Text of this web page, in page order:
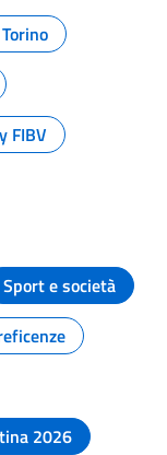
FIBV
Sport e società
2026